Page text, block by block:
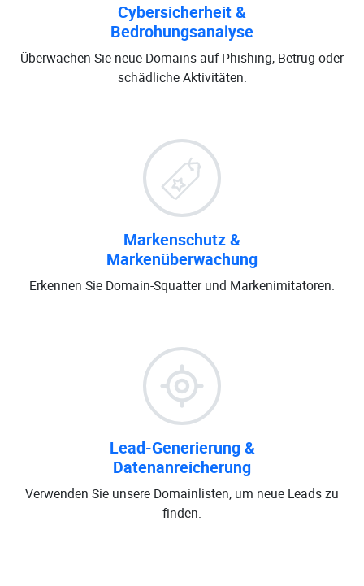
Cybersicherheit &
Bedrohungsanalyse
Überwachen Sie neue Domains auf Phishing, Betrug oder
schädliche Aktivitäten.
Markenschutz &
Markenüberwachung
Erkennen Sie Domain-Squatter und Markenimitatoren.
Lead-Generierung &
Datenanreicherung
Verwenden Sie unsere Domainlisten, um neue Leads zu
finden.